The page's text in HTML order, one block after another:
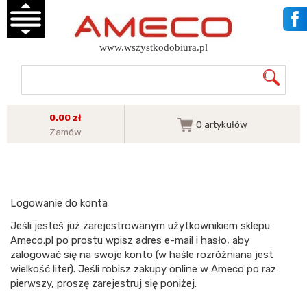
www.wszystkodobiura.pl
0.00 zł
Zamów
0 artykułów
Logowanie do konta
Jeśli jesteś już zarejestrowanym użytkownikiem sklepu
Ameco.pl po prostu wpisz adres e-mail i hasło, aby
zalogować się na swoje konto (w haśle rozróżniana jest
wielkość liter). Jeśli robisz zakupy online w Ameco po raz
pierwszy, proszę zarejestruj się poniżej.